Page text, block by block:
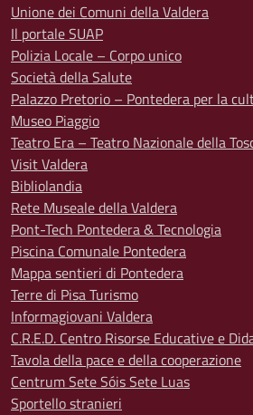
Unione dei Comuni della Valdera
Il portale SUAP
Polizia Locale – Corpo unico
Società della Salute
Palazzo Pretorio – Pontedera per la
Museo Piaggio
Teatro Era – Teatro Nazionale della
Visit Valdera
Bibliolandia
Rete Museale della Valdera
Pont-Tech Pontedera & Tecnologia
Piscina Comunale Pontedera
Mappa sentieri di Pontedera
Terre di Pisa Turismo
Informagiovani Valdera
C.R.E.D. Centro Risorse Educative e
Tavola della pace e della cooperazione
Centrum Sete Sóis Sete Luas
Sportello stranieri